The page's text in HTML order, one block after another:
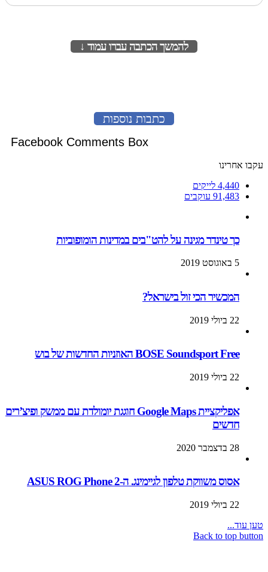
להמשך הכתבה עברו עמוד ↓
כתבות נוספות
Facebook Comments Box
עקבו אחרינו
4,440 לייקים
91,483 עוקבים
כך טינדר מגינה על להט"בים במדינות הומופוביות
5 באוגוסט 2019
המכשיר הכי זול בישראל?
22 ביולי 2019
BOSE Soundsport Free האוזניות החדשות של בוש
22 ביולי 2019
אפליקציית Google Maps חוגגת יומולדת עם ממשק ופיצ’רים
חדשים
28 בדצמבר 2020
אסוס משווקת טלפון לגיימינג. ה-ASUS ROG Phone 2
22 ביולי 2019
טען עוד...
Back to top button